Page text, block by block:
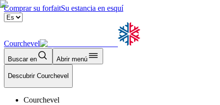
Comprar su forfaitSu estancia en esquí
Courchevel
Buscar en Abrir menú
Descubrir Courchevel
Courchevel